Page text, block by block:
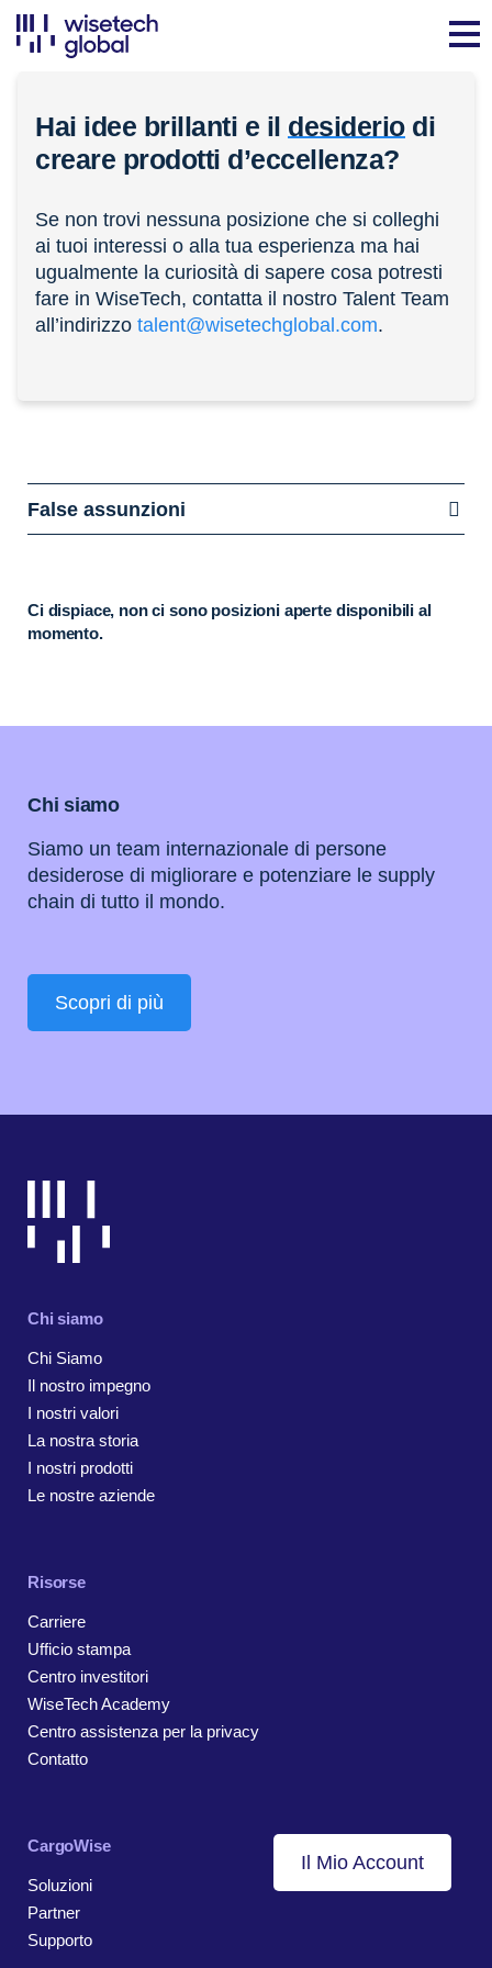
Hai idee brillanti e il desideriodi
creare prodotti d’eccellenza?
Se non trovi nessuna posizione che si colleghi
ai tuoi interessi o alla tua esperienza ma hai
ugualmente la curiosità di sapere cosa potresti
fare in WiseTech, contatta il nostro Talent Team
all’indirizzo talent@wisetechglobal.com.
False assunzioni
Ci dispiace, non ci sono posizioni aperte disponibili al
momento.
Chi siamo
Siamo un team internazionale di persone
desiderose di migliorare e potenziare le supply
chain di tutto il mondo.
Scopri di più
Chi siamo
Chi Siamo
Il nostro impegno
I nostri valori
La nostra storia
I nostri prodotti
Le nostre aziende
Risorse
Carriere
Ufficio stampa
Centro investitori
WiseTech Academy
Centro assistenza per la privacy
Contatto
CargoWise
Soluzioni
Partner
Supporto
Il Mio Account